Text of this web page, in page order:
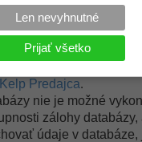
k strate niektorých
dostupnej zálohe
databázy popisuje
Predajca.
nie je možné
zálohy databázy,
údaje v databáze,
Len nevyhnutné
Prijať všetko